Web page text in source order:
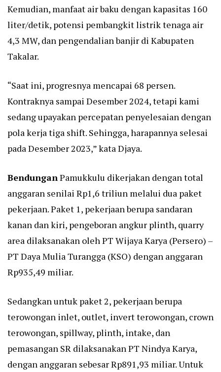
Kemudian, manfaat air baku dengan kapasitas 160
liter/detik, potensi pembangkit listrik tenaga air
4,3 MW, dan pengendalian banjir di Kabupaten
Takalar.
“Saat ini, progresnya mencapai 68 persen.
Kontraknya sampai Desember 2024, tetapi kami
sedang upayakan percepatan penyelesaian dengan
pola kerja tiga shift. Sehingga, harapannya selesai
pada Desember 2023,” kata Djaya.
BendunganPamukkulu dikerjakan dengan total
anggaran senilai Rp1,6 triliun melalui dua paket
pekerjaan. Paket 1, pekerjaan berupa sandaran
kanan dan kiri, pengeboran angkur plinth, quarry
area dilaksanakan oleh PT Wijaya Karya (Persero) –
PT Daya Mulia Turangga (KSO) dengan anggaran
Rp935,49 miliar.
Sedangkan untuk paket 2, pekerjaan berupa
terowongan inlet, outlet, invert terowongan, crown
terowongan, spillway, plinth, intake, dan
pemasangan SR dilaksanakan PT Nindya Karya,
dengan anggaran sebesar Rp891,93 miliar. Untuk